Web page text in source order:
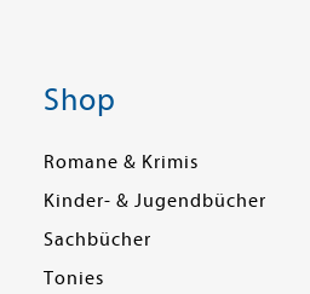
Shop
Romane & Krimis
Kinder- & Jugendbücher
Sachbücher
Tonies